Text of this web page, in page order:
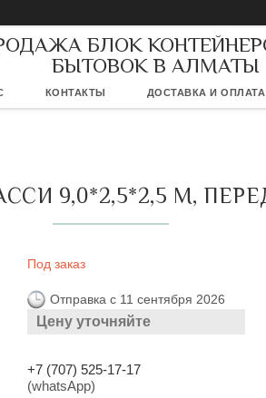
БЛОК
БЫТОВОК В АЛМАТЫ
КОНТАКТЫ ДОСТАВКА И ОПЛАТА
9,0*2,5*2,5 М,
Под заказ
Отправка с 11 сентября 2026
Цену уточняйте
+7 (707) 525-17-17
(whatsApp)